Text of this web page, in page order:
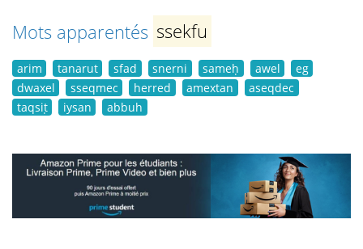
Mots apparentés ssekfu
arim tanarut sfad snerni sameḥ awel
eg
dwaxel
sseqmec herred amextan
aseqdec
taqsiṭ
iysan abbuh